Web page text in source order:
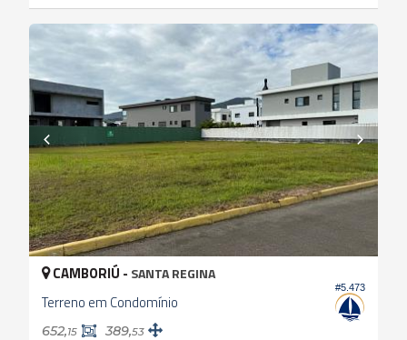
#5.473
CAMBORIÚ - SANTA REGINA
Terreno em Condomínio
652,15 389,53